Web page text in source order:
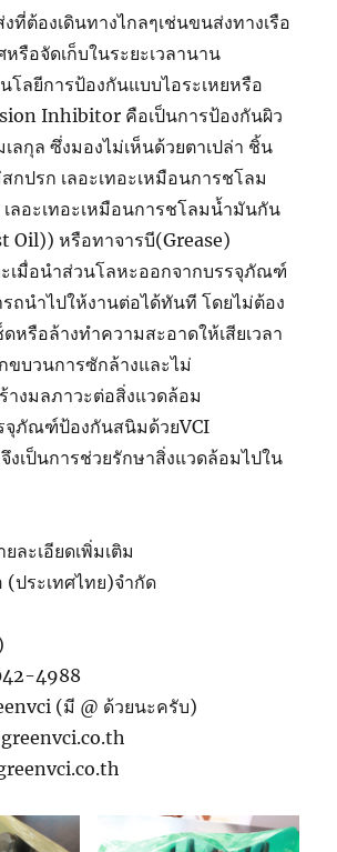
ที่ต้องเดินทางไกลๆเช่นขนส่งทางเรือ
หรือจัดเก็บในระยะเวลานาน
โลยีการป้องกันแบบไอระเหยหรือ
Inhibitor คือเป็นการป้องกันผิว
ลกุล ซึ่งมองไม่เห็นด้วยตาเปล่า ชิ้น
กปรก เลอะเทอะเหมือนการชโลม
ลอะเทอะเหมือนการชโลมน้ำมันกัน
Oil)) หรือทาจารบี(Grease)
เมื่อนำส่วนโลหะออกจากบรรจุภัณฑ์
ถนำไปให้งานต่อได้ทันที โดยไม่ต้อง
หรือล้างทำความสะอาดให้เสียเวลา
ขบวนการซักล้างและไม่
างมลภาวะต่อสิ่งแวดล้อม
จุภัณฑ์ป้องกันสนิมด้วยVCI
งเป็นการช่วยรักษาสิ่งแวดล้อมไปใน
ละเอียดเพิ่มเติม
ประเทศไทย)จำกัด
4988
(มี @ ด้วยนะครับ)